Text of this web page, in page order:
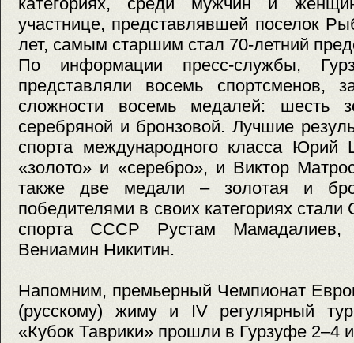
участнице, представлявшей поселок
лет, самым старшим стал 70-летний
По информации пресс-службы,
представляли восемь спортсменов,
сложности восемь медалей: шесть
серебряной и бронзовой. Лучшие
спорта международного класса Юрий
«золото» и «серебро», и Виктор
также две медали – золотая и
победителями в своих категориях
спорта СССР Рустам Мамадалиев,
Вениамин Никитин.
Напомним, премьерный Чемпионат
(русскому) жиму и IV регулярный
«Кубок Таврики» прошли в Гурзуфе 2–4